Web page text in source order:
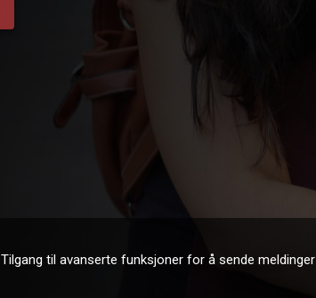
Tilgang til avanserte funksjoner for å sende meldinger